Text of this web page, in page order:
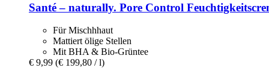
Santé – naturally. Pore Control
Für Mischhhaut
Mattiert ölige Stellen
Mit BHA & Bio-Grüntee
€ 9,99 (€ 199,80 / l)